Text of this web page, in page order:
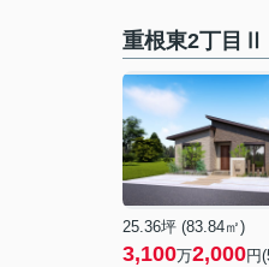
重根東2丁目
25.36坪 (83.84㎡)
3,100万2,000円